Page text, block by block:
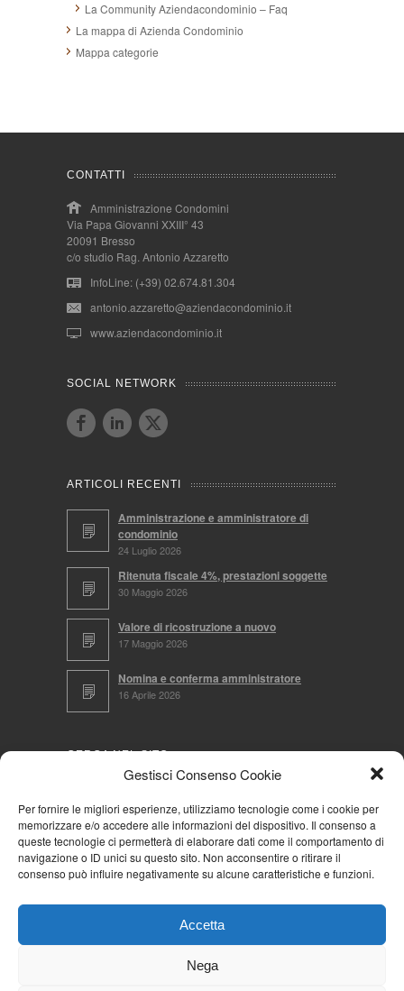
Gestisci Consenso Cookie
Per fornire le migliori esperienze, utilizziamo tecnologie come i cookie per
memorizzare e/o accedere alle informazioni del dispositivo. Il consenso a
queste tecnologie ci permetterà di elaborare dati come il comportamento di
navigazione o ID unici su questo sito. Non acconsentire o ritirare il
consenso può influire negativamente su alcune caratteristiche e funzioni.
Accetta
Nega
La Community Aziendacondominio – Faq
La mappa di Azienda Condominio
Mappa categorie
CONTATTI
Amministrazione Condomini
Via Papa Giovanni XXIII° 43
20091 Bresso
c/o studio Rag. Antonio Azzaretto
InfoLine: (+39) 02.674.81.304
antonio.azzaretto@aziendacondominio.it
www.aziendacondominio.it
SOCIAL NETWORK
ARTICOLI RECENTI
Amministrazione e amministratore di
condominio
24 Luglio 2026
Ritenuta fiscale 4%, prestazioni soggette
30 Maggio 2026
Valore di ricostruzione a nuovo
17 Maggio 2026
Nomina e conferma amministratore
16 Aprile 2026
CERCA NEL SITO
NAVIGA PER
Mappa completa
Cookie Policy (UE)
Iscriviti alla Community AziendaCondominio